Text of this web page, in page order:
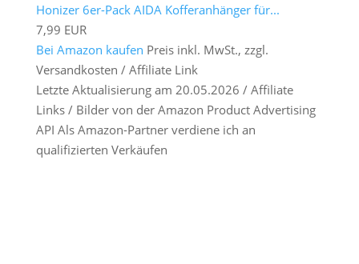
Honizer 6er-Pack AIDA Kofferanhänger für...
7,99 EUR
Bei Amazon kaufen Preis inkl. MwSt., zzgl.
Versandkosten / Affiliate Link
Letzte Aktualisierung am 20.05.2026 / Affiliate
Links / Bilder von der Amazon Product Advertising
API Als Amazon-Partner verdiene ich an
qualifizierten Verkäufen